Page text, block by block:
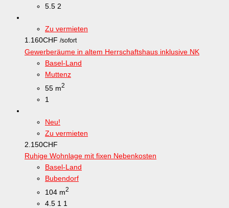
5.5 2
Zu vermieten
1.160CHF /sofort
Gewerberäume in altem Herrschaftshaus inklusive NK
Basel-Land
Muttenz
55 m2
1
Neu!
Zu vermieten
2.150CHF
Ruhige Wohnlage mit fixen Nebenkosten
Basel-Land
Bubendorf
104 m2
4.5 1 1